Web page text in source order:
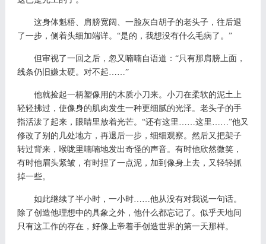
这身体魁梧、肩膀宽阔、一脸灰白胡子的老头子，往后退
了一步，侧着头细加端详。 “是的，我想没有什么毛病了。”
但审视了一回之后，忽又喃喃自语道： “只有那肩膀上面，
线条仍旧嫌太硬。对不起……”
他就捡起一柄塑像用的木质小刀来。小刀在柔软的泥土上
轻轻拂过，使像身的肌肉发生一种更细腻的光泽。老头子的手
指活泼了起来，眼睛里放着光芒。 “还有这里……这里……”他又
修改了别的几处地方，再退后一步，细细观察。然后又把架子
转过背来，喉咙里喃喃地发出奇怪的声音。有时他欣然微笑，
有时他眉头紧皱，有时捏了一点泥，加到像身上去，又轻轻抓
掉一些。
如此继续了半小时，一小时……他从没有对我说一句话。
除了创造他理想中的具象之外，他什么都忘记了。似乎天地间
只有这工作的存在，好像上帝着手创造世界的第一天那样。